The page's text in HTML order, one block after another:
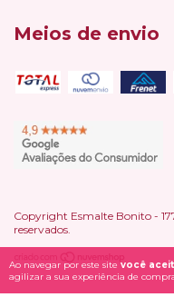
Ao navegar por este site você
agilizar a sua experiência de
Meios de envio
Copyright Esmalte Bonito -
reservados.